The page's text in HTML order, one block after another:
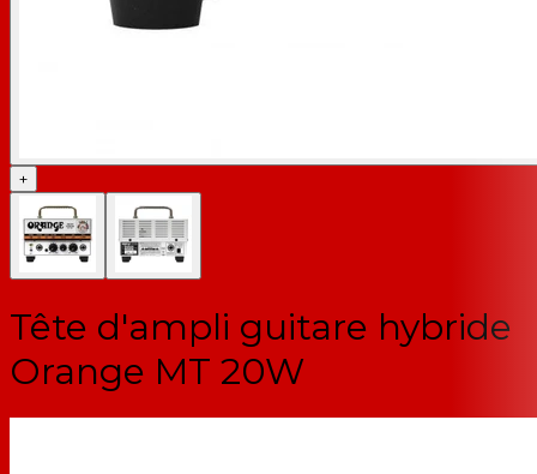
+
Tête d'ampli guitare hybride
Orange MT 20W